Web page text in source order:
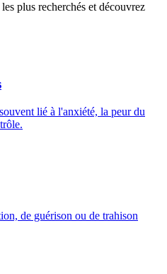
plus recherchés et découvrez
lié à l'anxiété, la peur du
de guérison ou de trahison